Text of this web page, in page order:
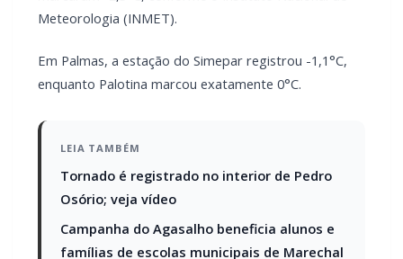
enquanto Palotina marcou exatamente 0°C.
Campanha do Agasalho beneficia alunos e
famílias de escolas municipais de Marechal
Cândido Rondon